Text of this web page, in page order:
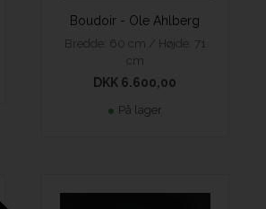
Boudoir - Ole Ahlberg
Bredde: 60 cm / Højde: 71
cm
DKK 6.600,00
På lager